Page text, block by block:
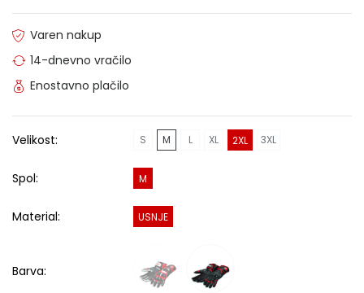
Varen nakup
14-dnevno vračilo
Enostavno plačilo
Velikost: S M L XL 2XL 3XL
Spol: M
Material: USNJE
Barva: